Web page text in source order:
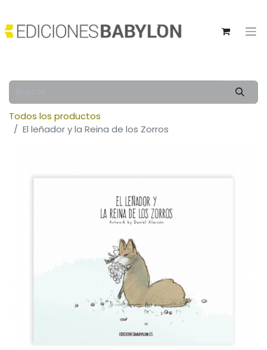
Todos los productos
El leñador y la Reina de los Zorros